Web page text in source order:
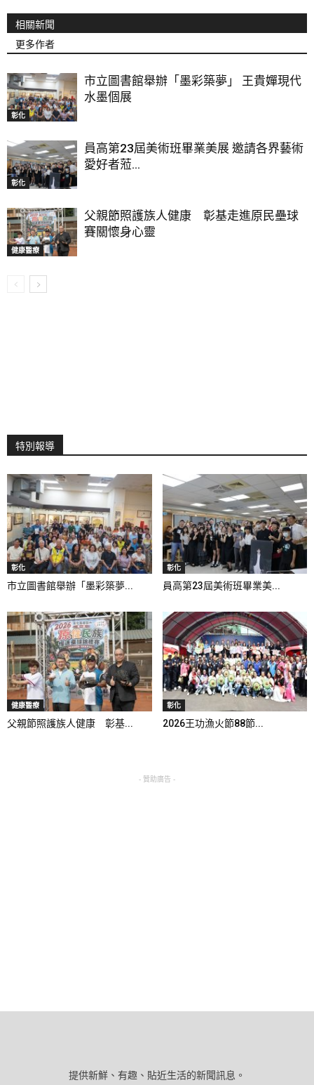
相關新聞
更多作者
彰化
市立圖書館舉辦「墨彩築夢」 王貴嬋現代
水墨個展
彰化
員高第23屆美術班畢業美展 邀請各界藝術
愛好者蒞...
健康醫療
父親節照護族人健康 彰基走進原民壘球
賽關懷身心靈
特別報導
彰化
市立圖書館舉辦「墨彩築夢...
彰化
員高第23屆美術班畢業美...
健康醫療
父親節照護族人健康 彰基...
彰化
2026王功漁火節88節...
- 贊助廣告 -
提供新鮮、有趣、貼近生活的新聞訊息。